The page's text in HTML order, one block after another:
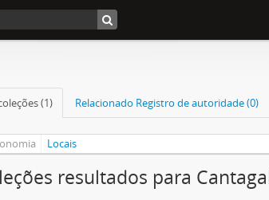
(1) Relacionado Registro de autoridade (0)
Locais
resultados para